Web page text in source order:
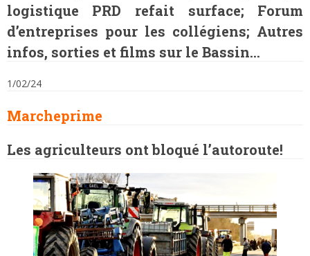
logistique PRD refait surface; Forum
d’entreprises pour les collégiens; Autres
infos, sorties et films sur le Bassin…
1/02/24
Marcheprime
Les agriculteurs ont bloqué l’autoroute!